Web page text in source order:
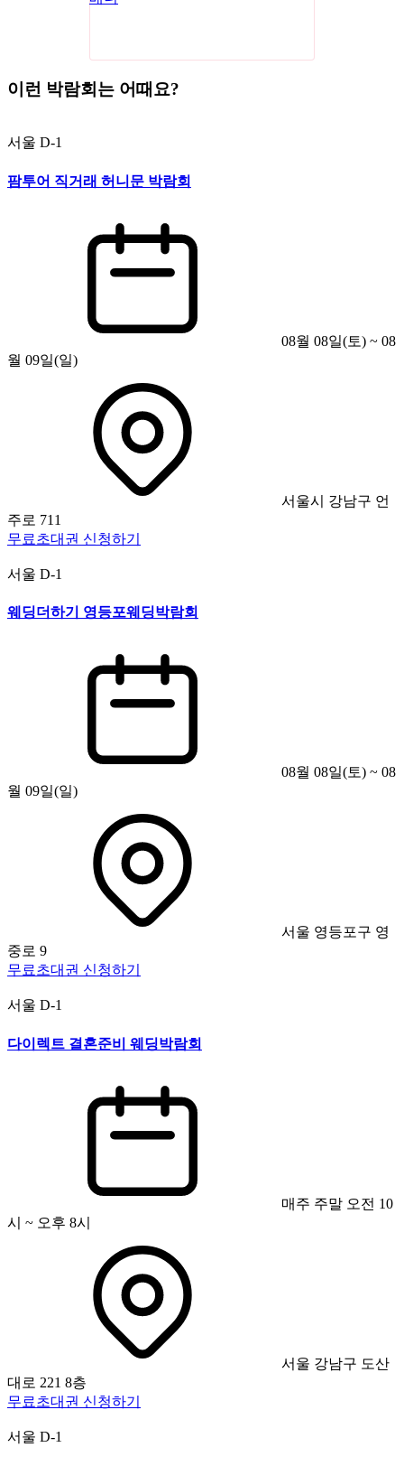
이런 박람회는 어때요?
서울 D-1
팜투어 직거래 허니문 박람회
08월 08일(토) ~ 08
월 09일(일)
서울시 강남구 언
주로 711
무료초대권 신청하기
서울 D-1
웨딩더하기 영등포웨딩박람회
08월 08일(토) ~ 08
월 09일(일)
서울 영등포구 영
중로 9
무료초대권 신청하기
서울 D-1
다이렉트 결혼준비 웨딩박람회
매주 주말 오전 10
시 ~ 오후 8시
서울 강남구 도산
대로 221 8층
무료초대권 신청하기
서울 D-1